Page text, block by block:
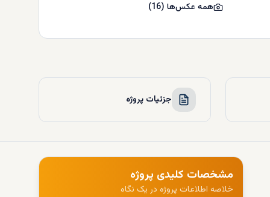
همه عکس‌ها(
16
)
جزئیات پروژه
مشخصات کلیدی پروژه
خلاصه اطلاعات پروژه در یک نگاه